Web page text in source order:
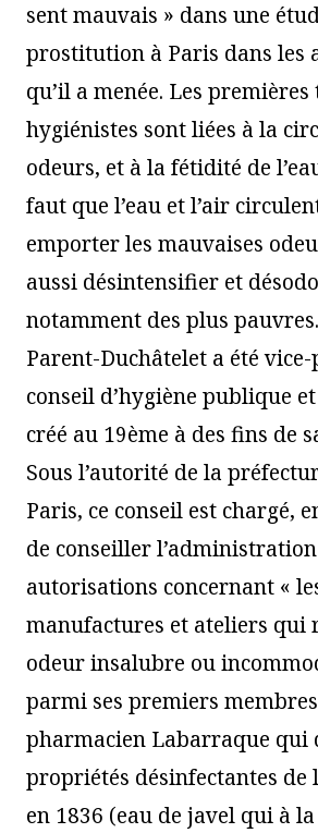
sent mauvais » dans une
prostitution à Paris dans les
qu’il a menée. Les
hygiénistes sont liées à la
odeurs, et à la fétidité de
faut que l’eau et l’air
emporter les mauvaises
aussi désintensifier et
notamment des plus
Parent-Duchâtelet a été
conseil d’hygiène publique
créé au 19ème à des fins de
Sous l’autorité de la
Paris, ce conseil est chargé,
de conseiller
autorisations concernant «
manufactures et ateliers qui
odeur insalubre ou
parmi ses premiers
pharmacien Labarraque qui
propriétés désinfectantes de
en 1836 (eau de javel qui à la